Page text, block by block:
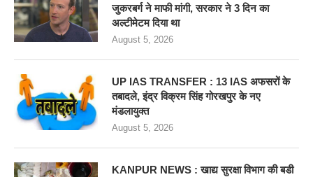
जुकरबर्ग ने माफी मांगी, सरकार ने 3 दिन का
अल्टीमेटम दिया था
August 5, 2026
UP IAS TRANSFER : 13 IAS अफसरों के
तबादले, इंद्र विक्रम सिंह गोरखपुर के नए
मंडलायुक्त
August 5, 2026
KANPUR NEWS : खाद्य सुरक्षा विभाग की बडी